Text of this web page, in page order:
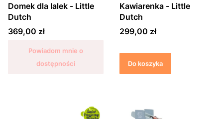
Domek dla lalek - Little
Dutch
Cena
369,00 zł
Powiadom mnie o
dostępności
Kawiarenka - Little
Dutch
Cena
299,00 zł
Do koszyka